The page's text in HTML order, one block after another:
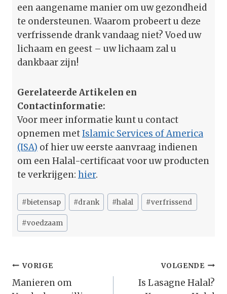
een aangename manier om uw gezondheid
te ondersteunen. Waarom probeert u deze
verfrissende drank vandaag niet? Voed uw
lichaam en geest – uw lichaam zal u
dankbaar zijn!
Gerelateerde Artikelen en
Contactinformatie:
Voor meer informatie kunt u contact
opnemen metIslamic Services of America
(ISA) of hier uw eerste aanvraag indienen
om een Halal-certificaat voor uw producten
te verkrijgen: hier.
Bericht
tags:
#bietensap #drank #halal #verfrissend
#voedzaam
Bericht
Navigatie
VORIGE
Manieren om
VOLGENDE
Is Lasagne Halal?